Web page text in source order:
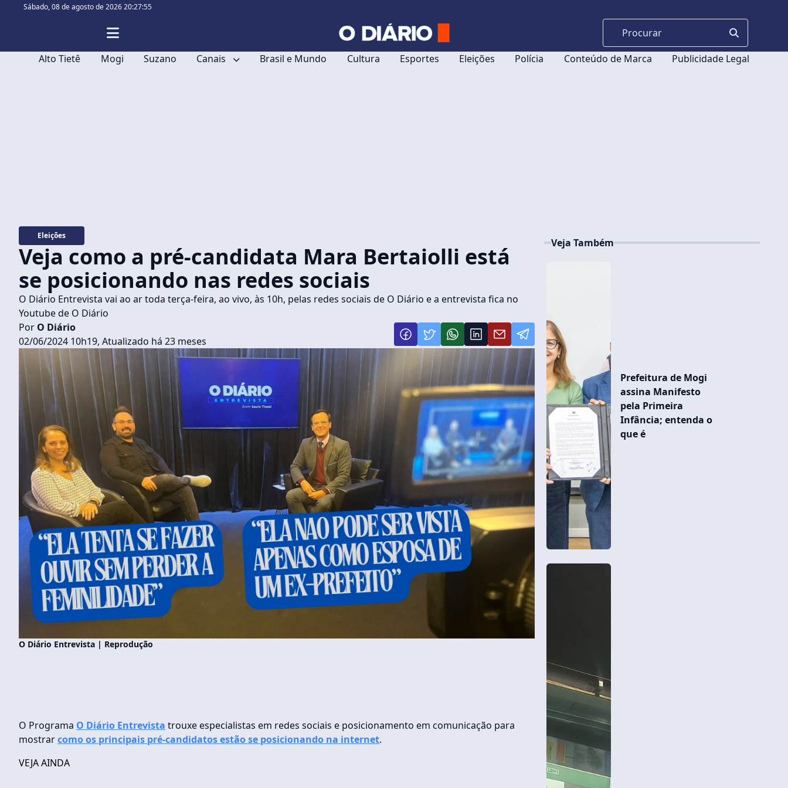
Sábado,08 de agosto de 2026 20:27:57
Alto Tietê Mogi Suzano Canais Brasil e Mundo Cultura Esportes Eleições Polícia Conteúdo de Marca Publicidade Legal
Eleições
Veja como a pré-candidata Mara Bertaiolli está
se posicionando nas redes sociais
O Diário Entrevista vai ao ar toda terça-feira, ao vivo, às 10h, pelas redes sociais de O Diário e a entrevista fica no
Youtube de O Diário
Por O Diário
02/06/2024 10h19, Atualizado há 23 meses
O Diário Entrevista | Reprodução
O Programa O Diário Entrevista trouxe especialistas em redes sociais e posicionamento em comunicação para
mostrarcomo os principais pré-candidatos estão se posicionando na internet.
VEJA AINDA
Veja Também
Prefeitura de Mogi
assina Manifesto
pela Primeira
Infância; entenda o
que é